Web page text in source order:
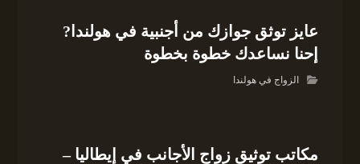
عايز توثق جوازك من أجنبية في هولندا?
إحنا نساعدك خطوة بخطوة
الزواج في هولندا
مكاتب توثيق زواج الأجانب في إيطاليا –